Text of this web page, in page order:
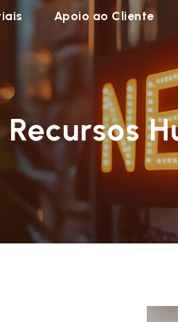
Apoio ao Cliente